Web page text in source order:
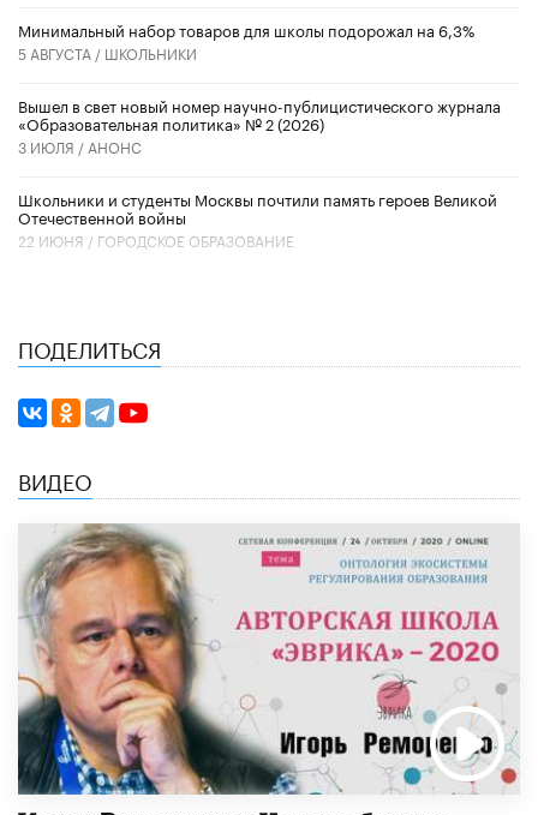
Минимальный набор товаров для школы подорожал на 6,3%
5 АВГУСТА / ШКОЛЬНИКИ
Вышел в свет новый номер научно-публицистического журнала
«Образовательная политика» № 2 (2026)
3 ИЮЛЯ / АНОНС
Школьники и студенты Москвы почтили память героев Великой
Отечественной войны
22 ИЮНЯ / ГОРОДСКОЕ ОБРАЗОВАНИЕ
ПОДЕЛИТЬСЯ
ВИДЕО